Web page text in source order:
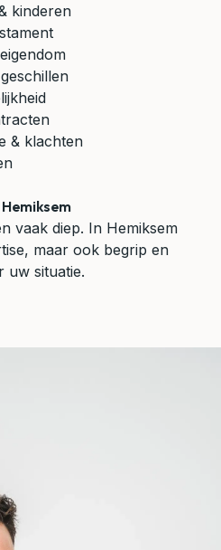
kinderen
& klachten
vaak diep. In Hemiksem
maar ook begrip en
uw situatie.